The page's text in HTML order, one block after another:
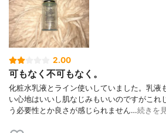
2.00
可もなく不可もなく。
化粧水乳液とライン使いしていました。乳
い心地はいいし肌なじみもいいのですがこれ
う必要性とか良さが感じられません…続きを